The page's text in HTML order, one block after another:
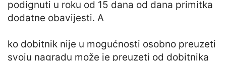
podignuti u roku od 15 dana od dana primitka
dodatne obavijesti. A
ko dobitnik nije u mogućnosti osobno preuzeti
svoju nagradu može je preuzeti od dobitnika